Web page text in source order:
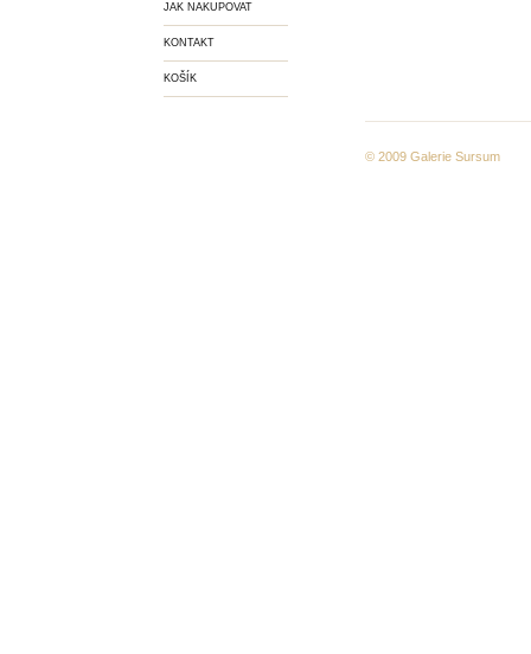
JAK NAKUPOVAT
KONTAKT
KOŠÍK
© 2009 Galerie Sursum